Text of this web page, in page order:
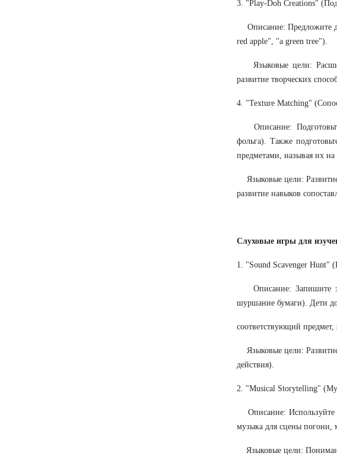
3. "Play-Doh Creations"
Описание: Предложите
red apple", "a green tree").
Языковые цели:
развитие творческих
4. "Texture Matching"
Описание: Подготовьте
фольга). Также
предметами, называя их на
Языковые цели: Развитие
развитие навыков
Слуховые игры для
1. "Sound Scavenger Hunt"
Описание: Запишите
шуршание бумаги). Дети
соответствующий предмет,
Языковые цели: Развитие
действия).
2. "Musical Storytelling"
Описание: Используйте
музыка для сцены погони,
Языковые цели: